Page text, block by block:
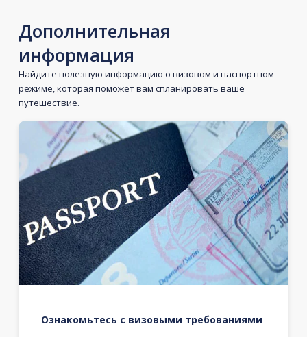
Дополнительная
информация
Найдите полезную информацию о визовом и паспортном
режиме, которая поможет вам спланировать ваше
путешествие.
Ознакомьтесь с визовыми требованиями